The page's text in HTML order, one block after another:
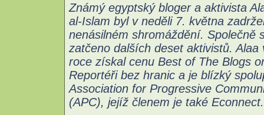
Známý egyptský bloger a aktivista
al-Islam byl v neděli 7. května
nenásilném shromáždění. Společně
zatčeno dalších deset aktivistů. Alaa
roce získal cenu Best of The Blogs
Reportéři bez hranic a je blízký
Association for Progressive
(APC), jejíž členem je také Econnect.